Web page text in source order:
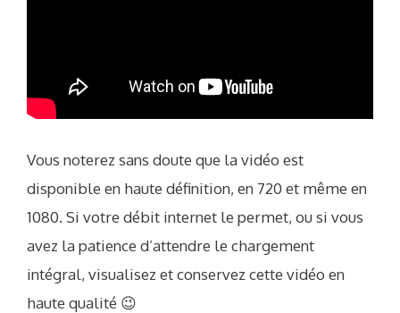
Vous noterez sans doute que la vidéo est
disponible en haute définition, en 720 et même en
1080. Si votre débit internet le permet, ou si vous
avez la patience d’attendre le chargement
intégral, visualisez et conservez cette vidéo en
haute qualité 😉